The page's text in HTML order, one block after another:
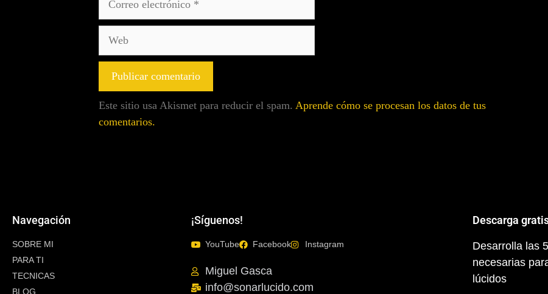
Este sitio usa Akismet para reducir el spam. Aprende cómo se procesan los datos de tus
comentarios.
Navegación
SOBRE MI
PARA TI
TECNICAS
BLOG
¡Síguenos!
YouTube Facebook Instagram
Miguel Gasca
info@sonarlucido.com
Descarga
Desarrolla las
necesarias
lúcidos